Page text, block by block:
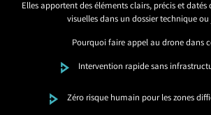
Elles apportent des éléments clairs, précis et datés
visuelles dans un dossier technique
Pourquoi faire appel au drone dans
Intervention rapide sans
Zéro risque humain pour les zones